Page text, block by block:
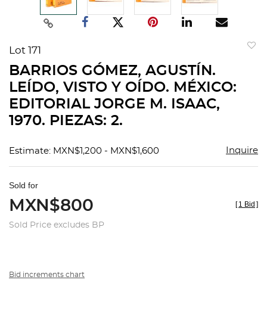
Lot 171
BARRIOS GÓMEZ, AGUSTÍN.
LEÍDO, VISTO Y OÍDO. MÉXICO:
EDITORIAL JORGE M. ISAAC,
1970. PIEZAS: 2.
Estimate: MXN$1,200 - MXN$1,600 Inquire
Sold for
MXN$800
Sold Price excludes BP
[ 1 Bid ]
Bid increments chart